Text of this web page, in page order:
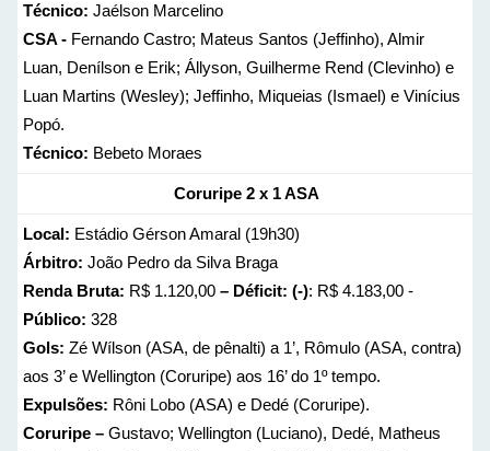
Técnico: Jaélson Marcelino
CSA - Fernando Castro; Mateus Santos (Jeffinho), Almir
Luan, Denílson e Erik; Állyson, Guilherme Rend (Clevinho) e
Luan Martins (Wesley); Jeffinho, Miqueias (Ismael) e Vinícius
Popó.
Técnico: Bebeto Moraes
Coruripe 2 x 1 ASA
Local: Estádio Gérson Amaral (19h30)
Árbitro: João Pedro da Silva Braga
Renda Bruta: R$ 1.120,00 – Déficit: (-): R$ 4.183,00 -
Público: 328
Gols: Zé Wílson (ASA, de pênalti) a 1’, Rômulo (ASA, contra)
aos 3’ e Wellington (Coruripe) aos 16’ do 1º tempo.
Expulsões: Rôni Lobo (ASA) e Dedé (Coruripe).
Coruripe – Gustavo; Wellington (Luciano), Dedé, Matheus